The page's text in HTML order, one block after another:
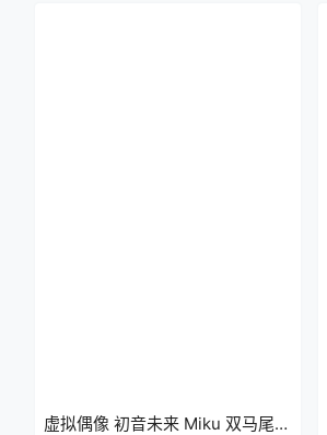
虚拟偶像 初音未来 Miku 双马尾